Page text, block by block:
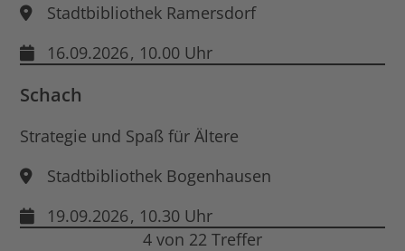
Stadtbibliothek Ramersdorf
16.09.2026, 10.00 Uhr
Schach
Strategie und Spaß für Ältere
Stadtbibliothek Bogenhausen
19.09.2026, 10.30 Uhr
4 von 22 Treffer